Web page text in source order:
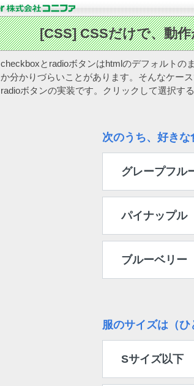
checkboxとradioボタンはhtmlのデフォルトの
か分かりづらいことがあります。そんなケー
radioボタンの実装です。クリックして選択す
次のうち、好き
グレープフル
パイナップル
ブルーベリー
服のサイズは（ひ
Sサイズ以下